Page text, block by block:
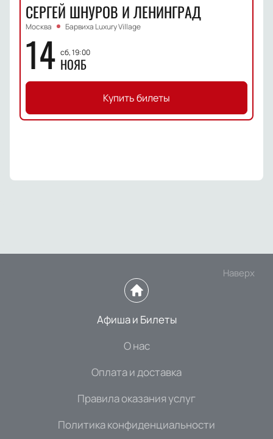
СЕРГЕЙ ШНУРОВ И ЛЕНИНГРАД
Москва Барвиха Luxury Village
14 сб, 19:00
НОЯБ
Купить билеты
Наверх
Афиша и Билеты
О нас
Оплата и доставка
Правила оказания услуг
Политика конфиденциальности